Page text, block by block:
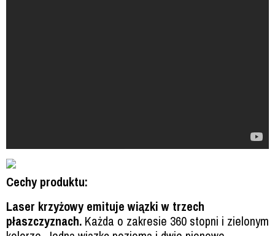
Cechy produktu:
Laser krzyżowy emituje wiązki w trzech
płaszczyznach. Każda o zakresie 360 stopni i zielonym